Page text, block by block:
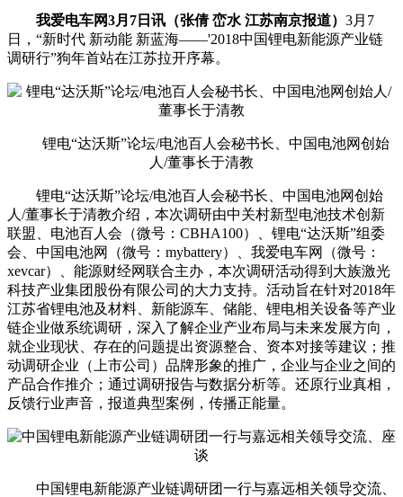
我爱电车网3月7日讯（张倩 峦水 江苏南京报道） 3月7
日，“新时代 新动能 新蓝海——'2018中国锂电新能源产业链
调研行”狗年首站在江苏拉开序幕。
锂电“达沃斯”论坛/电池百人会秘书长、中国电池网创始
人/董事长于清教
锂电“达沃斯”论坛/电池百人会秘书长、中国电池网创始
人/董事长于清教介绍，本次调研由中关村新型电池技术创新
联盟、电池百人会（微号：CBHA100）、锂电“达沃斯”组委
会、中国电池网（微号：mybattery）、我爱电车网（微号：
xevcar）、能源财经网联合主办，本次调研活动得到大族激光
科技产业集团股份有限公司的大力支持。活动旨在针对2018年
江苏省锂电池及材料、新能源车、储能、锂电相关设备等产业
链企业做系统调研，深入了解企业产业布局与未来发展方向，
就企业现状、存在的问题提出资源整合、资本对接等建议；推
动调研企业（上市公司）品牌形象的推广，企业与企业之间的
产品合作推介；通过调研报告与数据分析等。还原行业真相，
反馈行业声音，报道典型案例，传播正能量。
中国锂电新能源产业链调研团一行与嘉远相关领导交流、